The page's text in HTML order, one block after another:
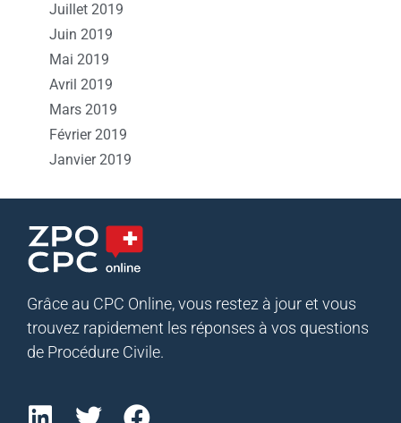
Juillet 2019
Juin 2019
Mai 2019
Avril 2019
Mars 2019
Février 2019
Janvier 2019
Grâce au CPC Online, vous restez à jour et vous
trouvez rapidement les réponses à vos questions
de Procédure Civile.